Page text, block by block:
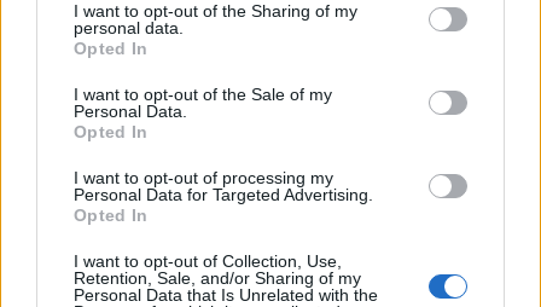
not limited to your visit or usage behaviour. You may click to
grant or deny consent to Google and its third-party tags to
use your data for below specified purposes in below Google
consent section.
I want to opt-out of the Sharing of my
personal data.
Opted In
I want to opt-out of the Sale of my
Personal Data.
Opted In
I want to opt-out of processing my
Personal Data for Targeted Advertising.
Opted In
I want to opt-out of Collection, Use,
Retention, Sale, and/or Sharing of my
Personal Data that Is Unrelated with the